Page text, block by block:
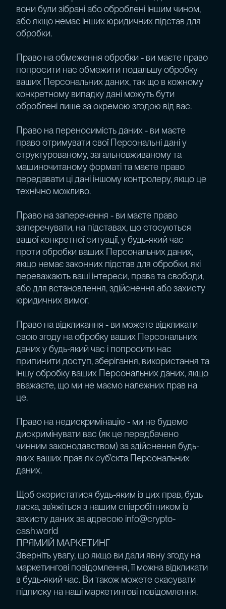
вони були зібрані або оброблені іншим чином,
або якщо немає інших юридичних підстав для
обробки.
Право на обмеження обробки - ви маєте право
попросити нас обмежити подальшу обробку
ваших Персональних даних, так що в кожному
конкретному випадку дані можуть бути
оброблені лише за окремою згодою від вас.
Право на переносимість даних - ви маєте
право отримувати свої Персональні дані у
структурованому, загальновживаному та
машиночитаному форматі та маєте право
передавати ці дані іншому контролеру, якщо це
технічно можливо.
Право на заперечення - ви маєте право
заперечувати, на підставах, що стосуються
вашої конкретної ситуації, у будь-який час
проти обробки ваших Персональних даних,
якщо немає законних підстав для обробки, які
переважають ваші інтереси, права та свободи,
або для встановлення, здійснення або захисту
юридичних вимог.
Право на відкликання - ви можете відкликати
свою згоду на обробку ваших Персональних
даних у будь-який час і попросити нас
припинити доступ, зберігання, використання та
іншу обробку ваших Персональних даних, якщо
вважаєте, що ми не маємо належних прав на
це.
Право на недискримінацію - ми не будемо
дискримінувати вас (як це передбачено
чинним законодавством) за здійснення будь-
яких ваших прав як суб'єкта Персональних
даних.
Щоб скористатися будь-яким із цих прав, будь
ласка, зв'яжіться з нашим співробітником із
захисту даних за адресою info@crypto-
cash.world
ПРЯМИЙ МАРКЕТИНГ
Зверніть увагу, що якщо ви дали явну згоду на
маркетингові повідомлення, її можна відкликати
в будь-який час. Ви також можете скасувати
підписку на наші маркетингові повідомлення.